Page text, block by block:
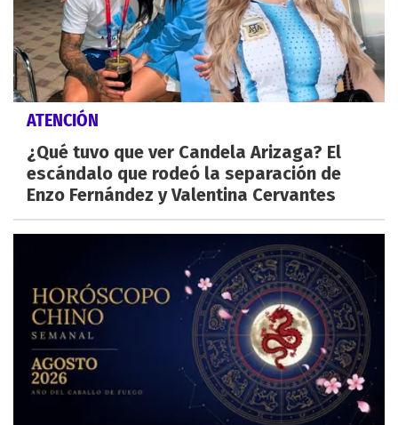
ATENCIÓN
¿Qué tuvo que ver Candela Arizaga? El
escándalo que rodeó la separación de
Enzo Fernández y Valentina Cervantes